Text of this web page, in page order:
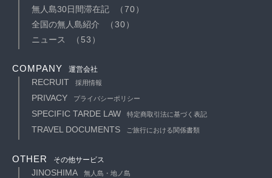
無人島30日間滞在記
（70）
全国の無人島紹介
（30）
ニュース
（53）
COMPANY 運営会社
RECRUIT 採用情報
PRIVACY プライバシーポリシー
SPECIFIC TARDE LAW 特定商取引法に基づく表記
TRAVEL DOCUMENTS ご旅行における関係書類
OTHER その他サービス
JINOSHIMA 無人島・地ノ島